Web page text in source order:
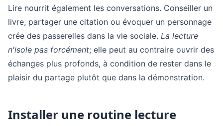
Lire nourrit également les conversations. Conseiller un
livre, partager une citation ou évoquer un personnage
crée des passerelles dans la vie sociale. La lecture
n'isole pas forcément; elle peut au contraire ouvrir des
échanges plus profonds, à condition de rester dans le
plaisir du partage plutôt que dans la démonstration.
Installer une routine lecture